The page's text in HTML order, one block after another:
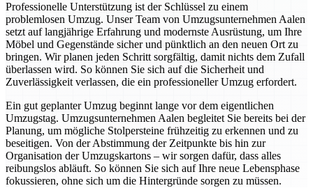
Professionelle Unterstützung ist der Schlüssel zu einem
problemlosen Umzug. Unser Team von Umzugsunternehmen Aalen
setzt auf langjährige Erfahrung und modernste Ausrüstung, um Ihre
Möbel und Gegenstände sicher und pünktlich an den neuen Ort zu
bringen. Wir planen jeden Schritt sorgfältig, damit nichts dem Zufall
überlassen wird. So können Sie sich auf die Sicherheit und
Zuverlässigkeit verlassen, die ein professioneller Umzug erfordert.
Ein gut geplanter Umzug beginnt lange vor dem eigentlichen
Umzugstag. Umzugsunternehmen Aalen begleitet Sie bereits bei der
Planung, um mögliche Stolpersteine frühzeitig zu erkennen und zu
beseitigen. Von der Abstimmung der Zeitpunkte bis hin zur
Organisation der Umzugskartons – wir sorgen dafür, dass alles
reibungslos abläuft. So können Sie sich auf Ihre neue Lebensphase
fokussieren, ohne sich um die Hintergründe sorgen zu müssen.